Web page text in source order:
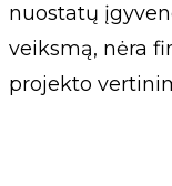
nuostatų
veiksmą, nėra
projekto